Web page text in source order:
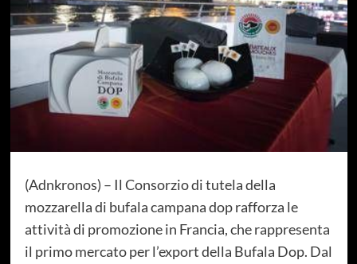
(Adnkronos) – Il Consorzio di tutela della
mozzarella di bufala campana dop rafforza le
attività di promozione in Francia, che rappresenta
il primo mercato per l’export della Bufala Dop. Dal